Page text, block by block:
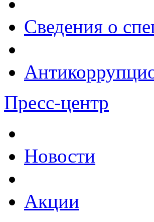
Сведения о
Пресс-центр
Новости
Акции